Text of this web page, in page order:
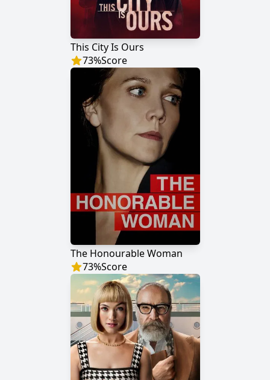
This City Is Ours
73%Score
The Honourable Woman
73%Score